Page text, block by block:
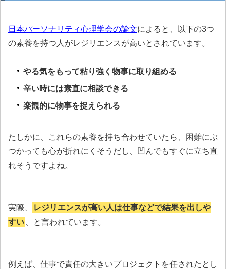
日本パーソナリティ心理学会の論文によると、以下の3つ
の素養を持つ人がレジリエンスが高いとされています。
やる気をもって粘り強く物事に取り組める
辛い時には素直に相談できる
楽観的に物事を捉えられる
たしかに、これらの素養を持ち合わせていたら、困難にぶ
つかっても心が折れにくそうだし、凹んでもすぐに立ち直
れそうですよね。
実際、
レジリエンスが高い人は仕事などで結果を出しや
すい
、と言われています。
例えば、仕事で責任の大きいプロジェクトを任されたとし